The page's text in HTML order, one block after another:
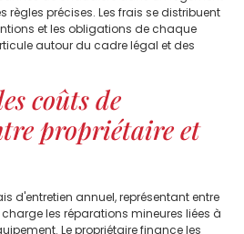
précises. Les frais se distribuent
et les obligations de chaque
autour du cadre légal et des
coûts de
propriétaire et
d'entretien annuel, représentant entre
charge les réparations mineures liées à
Le propriétaire finance les